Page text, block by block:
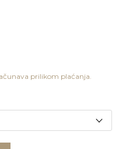
prilikom plaćanja.